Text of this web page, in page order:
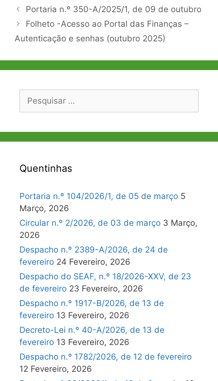
Navegação
de
Portaria n.º 350-A/2025/1, de 09 de outubro
Folheto -Acesso ao Portal das Finanças –
Autenticação e senhas (outubro 2025)
Pesquisar
Quentinhas
Portaria n.º 104/2026/1, de 05 de março 5
Março, 2026
Circular n.º 2/2026, de 03 de março 3 Março,
2026
Despacho n.º 2389-A/2026, de 24 de
fevereiro 24 Fevereiro, 2026
Despacho do SEAF, n.º 18/2026-XXV, de 23
de fevereiro 23 Fevereiro, 2026
Despacho n.º 1917-B/2026, de 13 de
fevereiro 13 Fevereiro, 2026
Decreto-Lei n.º 40-A/2026, de 13 de
fevereiro 13 Fevereiro, 2026
Despacho n.º 1782/2026, de 12 de fevereiro
12 Fevereiro, 2026